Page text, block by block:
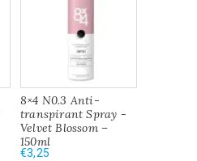
8×4 N0.3 Anti-
transpirant Spray -
Velvet Blossom –
150ml
€3,25